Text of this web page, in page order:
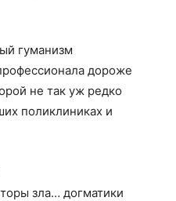
гуманизм
дороже
не так уж редко
поликлиниках и
зла… догматики